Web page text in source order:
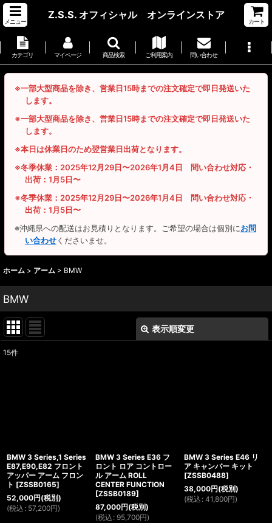
メニュー
Z.S.S. オフィシャル オンラインストア
カート
カテゴリ マイページ 商品検索 ご利用案内 問い合わせ
※一部大型商品を除き、営業日15時までの注文確定で即日発送いた
します。
※一部大型商品を除き、営業日15時までの注文確定で即日発送いた
します。
※本日は休業日のため翌営業日出荷となります。
※冬季休業：2025年12月29日〜2026年1月4日 問い合わせ対応・
出荷：1月5日〜
※冬季休業：2025年12月29日〜2026年1月4日 問い合わせ対応・
出荷：1月5日〜
※沖縄県への配送はお見積りとなります。ご希望の場合は個別にお問
い合わせくださいませ。
ホーム > アーム > BMW
BMW
表示順変更
15件
BMW 3 Series,1 Series
E87,E90,E82 フロント
アッパー アーム フロン
ト [ZSSB0165]
52,000円(税別)
(税込 : 57,200円)
BMW 3 Series E36 フ
ロント ロア コントロー
ル アーム ROLL
CENTER FUNCTION
[ZSSB0189]
87,000円(税別)
(税込 : 95,700円)
BMW 3 Series E46 リ
ア キャンバー キット
[ZSSB0488]
38,000円(税別)
(税込 : 41,800円)